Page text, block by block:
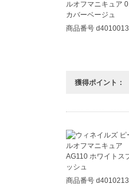
商品番号 d4010013
獲得ポイント：
商品番号 d4010213